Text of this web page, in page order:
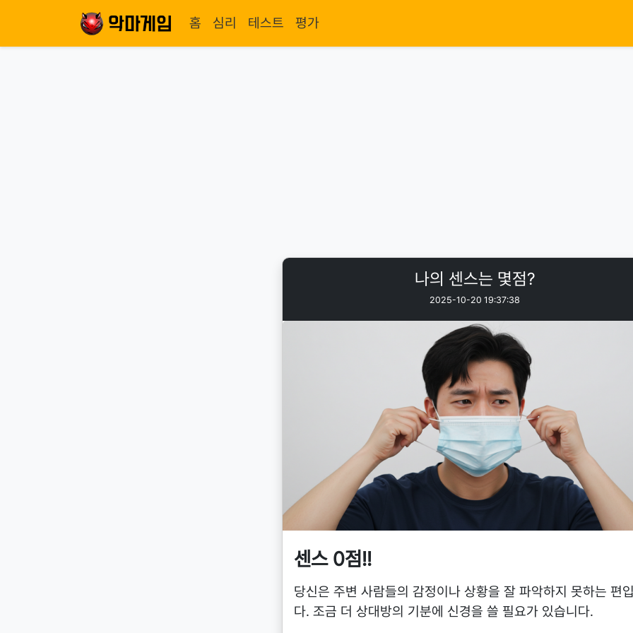
홈 심리 테스트 평가
나의 센스는 몇점?
2025-10-20 19:37:38
센스 0점!!
당신은 주변 사람들의 감정이나 상황을 잘 파악하지 못하는 편
다. 조금 더 상대방의 기분에 신경을 쓸 필요가 있습니다.